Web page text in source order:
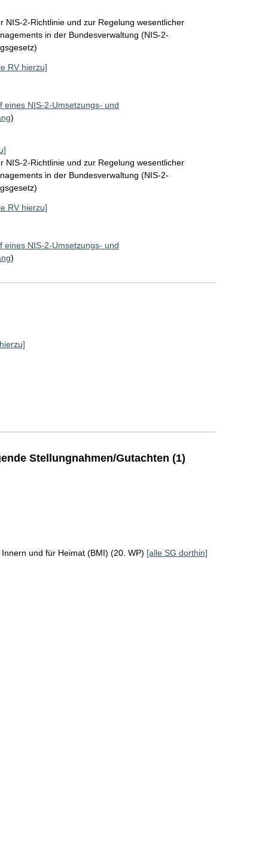
NIS-2-Richtlinie und zur Regelung wesentlicher
in der Bundesverwaltung (NIS-2-
RV hierzu]
eines NIS-2-Umsetzungs- und
)
NIS-2-Richtlinie und zur Regelung wesentlicher
in der Bundesverwaltung (NIS-2-
RV hierzu]
eines NIS-2-Umsetzungs- und
)
Stellungnahmen/Gutachten (1)
und für Heimat (BMI) (20. WP) [alle SG dorthin]